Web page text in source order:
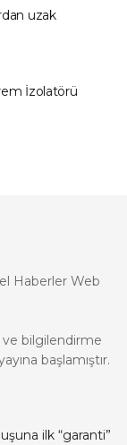
uzak
İzolatörü
Haberler Web
ve bilgilendirme
başlamıştır.
ilk “garanti”